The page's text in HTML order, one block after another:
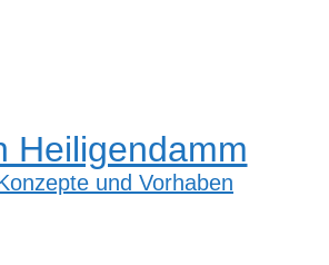
Heiligendamm
und Vorhaben